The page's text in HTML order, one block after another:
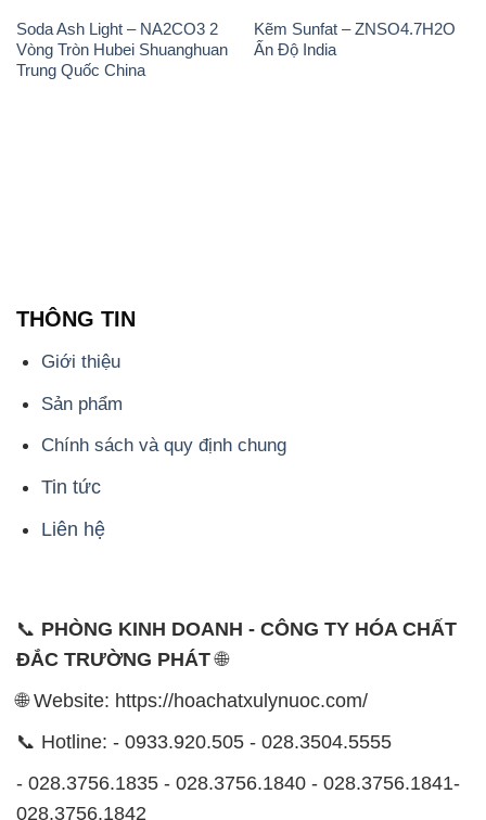
Chính sách và quy định chung
Tin tức
Liên hệ
📞
PHÒNG KINH DOANH - CÔNG TY HÓA CHẤT
ĐẮC TRƯỜNG PHÁT
- 028.3756.1835 - 028.3756.1840 - 028.3756.1841-
0902.765.866
📧 Email: hoachat@dactruongphat.vn